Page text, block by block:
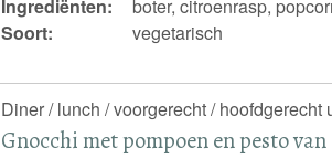
Ingrediënten:
boter, citroenrasp,
Soort:
vegetarisch
Diner / lunch / voorgerecht / hoofdgerecht
Gnocchi met pompoen en pesto